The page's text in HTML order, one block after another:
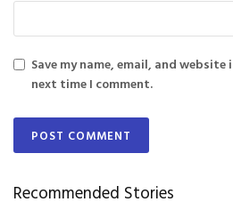
Save my name, email, and
next time I comment.
Recommended Stories